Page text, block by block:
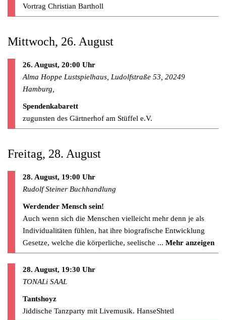
Vortrag Christian Bartholl
Mittwoch, 26. August
26. August, 20:00 Uhr
Alma Hoppe Lustspielhaus, Ludolfstraße 53, 20249
Hamburg,
Spendenkabarett
zugunsten des Gärtnerhof am Stüffel e.V.
Freitag, 28. August
28. August, 19:00 Uhr
Rudolf Steiner Buchhandlung
Werdender Mensch sein!
Auch wenn sich die Menschen vielleicht mehr denn je als
Individualitäten fühlen, hat ihre biografische Entwicklung
Gesetze, welche die körperliche, seelische ... Mehr anzeigen
28. August, 19:30 Uhr
TONALi SAAL
Tantshoyz
Jiddische Tanzparty mit Livemusik. HanseShtetl